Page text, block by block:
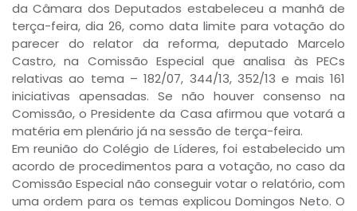
da Câmara dos Deputados estabeleceu a manhã de
terça-feira, dia 26, como data limite para votação do
parecer do relator da reforma, deputado Marcelo
Castro, na Comissão Especial que analisa às PECs
relativas ao tema – 182/07, 344/13, 352/13 e mais 161
iniciativas apensadas. Se não houver consenso na
Comissão, o Presidente da Casa afirmou que votará a
matéria em plenário já na sessão de terça-feira.
Em reunião do Colégio de Líderes, foi estabelecido um
acordo de procedimentos para a votação, no caso da
Comissão Especial não conseguir votar o relatório, com
uma ordem para os temas explicou Domingos Neto. O